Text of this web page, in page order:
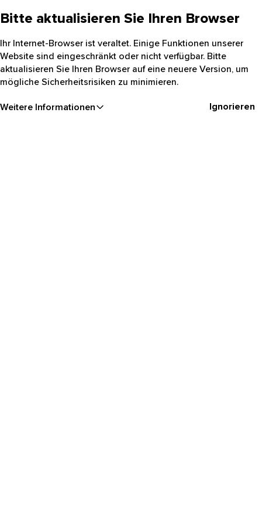
Bitte aktualisieren Sie Ihren Browser
Ihr Internet-Browser ist veraltet. Einige Funktionen unserer
Website sind eingeschränkt oder nicht verfügbar. Bitte
aktualisieren Sie Ihren Browser auf eine neuere Version, um
mögliche Sicherheitsrisiken zu minimieren.
Weitere Informationen Ignorieren